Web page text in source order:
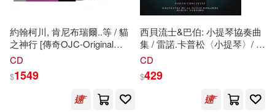
羅賓德拉納德‧泰戈爾(1)
艾瑞‧卡爾(1)
大牌出版(2)
天地出版社(2) 好人出版(2)
約翰柯川, 肯尼布瑞爾..等 / 貓
之神行 [傳奇OJC-Original
Jazz Classics系列]- AMG-
唱片)(John Coltrane, Kenny
Burrell…/ The Cats (OJC titles
[Concord/Craft]) (LP))
CD
$1549
西貝流士&巴伯: 小提琴協奏曲
集 / 雷諾.卡普松〈小提琴〉/ 丹
尼爾.哈丁〈指揮〉/ 瑞士羅曼
(Sibelius & Barber: Violin
Concertos / Renaud Capuçon /
Daniel Harding / Orchestre de
CD
$429